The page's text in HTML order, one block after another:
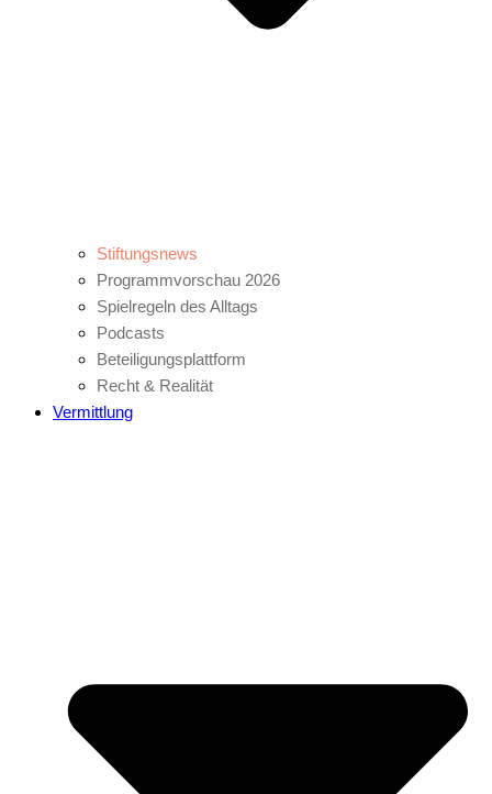
Stiftungsnews
Programmvorschau 2026
Spielregeln des Alltags
Podcasts
Beteiligungsplattform
Recht & Realität
Vermittlung